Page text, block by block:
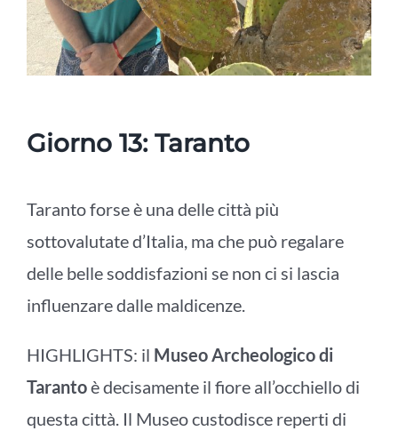
Giorno 13: Taranto
Taranto forse è una delle città più
sottovalutate d’Italia, ma che può regalare
delle belle soddisfazioni se non ci si lascia
influenzare dalle maldicenze.
HIGHLIGHTS: il Museo Archeologico di
Tarantoè decisamente il fiore all’occhiello di
questa città. Il Museo custodisce reperti di